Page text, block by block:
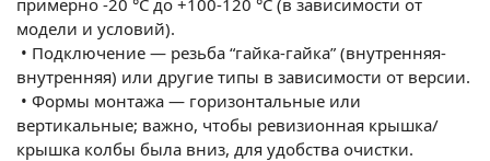
модели и условий).
• Подключение — резьба “гайка-гайка” (внутренняя-
внутренняя) или другие типы в зависимости от версии.
• Формы монтажа — горизонтальные или
вертикальные; важно, чтобы ревизионная крышка/
крышка колбы была вниз, для удобства очистки.